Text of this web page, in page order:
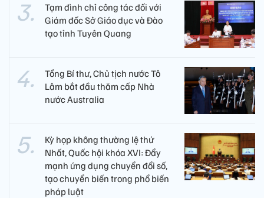
Tạm đình chỉ công tác đối với
Giám đốc Sở Giáo dục và Đào
tạo tỉnh Tuyên Quang
Tổng Bí thư, Chủ tịch nước Tô
Lâm bắt đầu thăm cấp Nhà
nước Australia
Kỳ họp không thường lệ thứ
Nhất, Quốc hội khóa XVI: Đẩy
mạnh ứng dụng chuyển đổi số,
tạo chuyển biến trong phổ biến
pháp luật